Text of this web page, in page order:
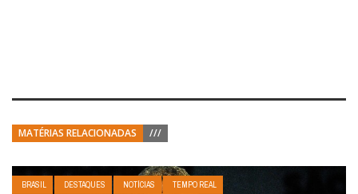
MATÉRIAS RELACIONADAS ///
BRASIL DESTAQUES NOTÍCIAS TEMPO REAL